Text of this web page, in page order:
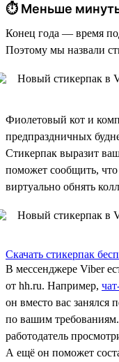
⏱ Меньше
Конец года — время
Поэтому мы назвали
Фиолетовый кот и
предпраздничных
Стикерпак выразит
поможет сообщить, что
виртуально обнять
Скачать стикерпак
В мессенджере Viber
от hh.ru. Например,
он вместо вас занялся
по вашим
работодатель
А ещё он поможет